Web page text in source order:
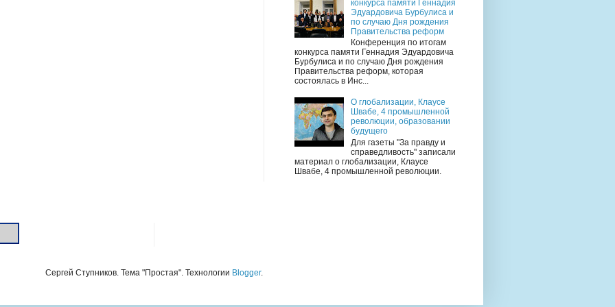
конкурса памяти Геннадия
Эдуардовича Бурбулиса и
по случаю Дня рождения
Правительства реформ
Конференция по итогам
конкурса памяти Геннадия Эдуардовича
Бурбулиса и по случаю Дня рождения
Правительства реформ, которая
состоялась в Инс...
О глобализации, Клаусе
Швабе, 4 промышленной
революции, образовании
будущего
Для газеты "За правду и
справедливость" записали
материал о глобализации, Клаусе
Швабе, 4 промышленной революции.
Сергей Ступников. Тема "Простая". Технологии Blogger.